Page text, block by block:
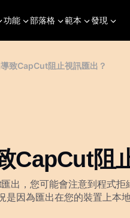
功能 部落格 範本 發現
致CapCut阻止視訊匯出？
CapCut阻
出，您可能會注意到程式
是因為匯出在您的裝置上本地